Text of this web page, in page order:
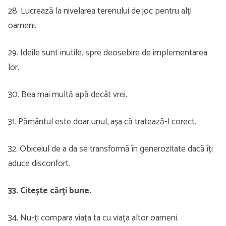
28. Lucrează la nivelarea terenului de joc pentru alți
oameni.
29. Ideile sunt inutile, spre deosebire de implementarea
lor.
30. Bea mai multă apă decât vrei.
31. Pământul este doar unul, așa că tratează-l corect.
32. Obiceiul de a da se transformă în generozitate dacă îți
aduce disconfort.
33. Citește cărți bune.
34. Nu-ți compara viața ta cu viața altor oameni.